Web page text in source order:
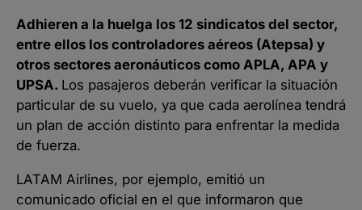
Adhieren a la huelga los 12 sindicatos del sector,
entre ellos los controladores aéreos (Atepsa) y
otros sectores aeronáuticos como APLA, APA y
UPSA. Los pasajeros deberán verificar la situación
particular de su vuelo, ya que cada aerolínea tendrá
un plan de acción distinto para enfrentar la medida
de fuerza.
LATAM Airlines, por ejemplo, emitió un
comunicado oficial en el que informaron que